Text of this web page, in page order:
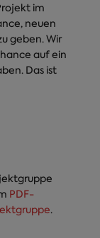
im
neuen
geben. Wir
auf ein
Das ist
PDF-
.